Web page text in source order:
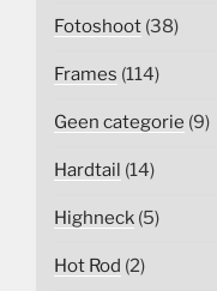
Fotoshoot (38)
Frames (114)
Geen categorie (9)
Hardtail (14)
Highneck (5)
Hot Rod (2)